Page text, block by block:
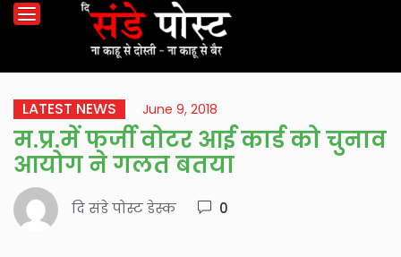
LATEST NEWS June 9, 2018
म.प्र.में फर्जी वोटर आई कार्ड को चुनाव
आयोग ने गलत बतया
दि संडे पोस्ट डेस्क 0